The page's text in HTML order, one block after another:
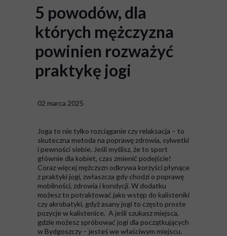
02 marca 2025
5 powodów, dla
których mężczyzna
powinien rozważyć
praktykę jogi
Joga to nie tylko rozciąganie czy relaksacja – to
skuteczna metoda na poprawę zdrowia, sylwetki
i pewności siebie. Jeśli myślisz, że to sport
głównie dla kobiet, czas zmienić podejście!
Coraz więcej mężczyzn odkrywa korzyści płynące
z praktyki jogi, zwłaszcza gdy chodzi o poprawę
mobilności, zdrowia i kondycji. W dodatku
możesz to potraktować jako wstęp do kalisteniki
czy akrobatyki, gdyż asany jogi to często proste
pozycje w kalistenice. A jeśli szukasz miejsca,
gdzie możesz spróbować jogi dla początkujących
w Bydgoszczy – jesteś we właściwym miejscu.